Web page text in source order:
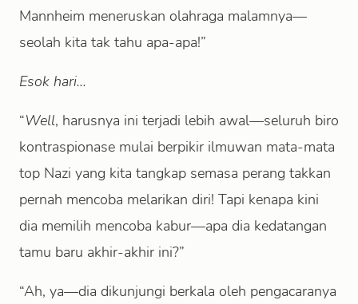
Mannheim meneruskan olahraga malamnya—
seolah kita tak tahu apa-apa!”
Esok hari...
“Well, harusnya ini terjadi lebih awal—seluruh biro
kontraspionase mulai berpikir ilmuwan mata-mata
top Nazi yang kita tangkap semasa perang takkan
pernah mencoba melarikan diri! Tapi kenapa kini
dia memilih mencoba kabur—apa dia kedatangan
tamu baru akhir-akhir ini?”
“Ah, ya—dia dikunjungi berkala oleh pengacaranya